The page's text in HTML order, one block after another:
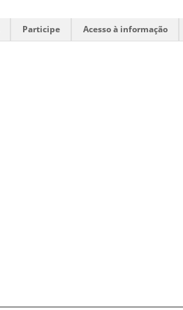
Participe Acesso à informação